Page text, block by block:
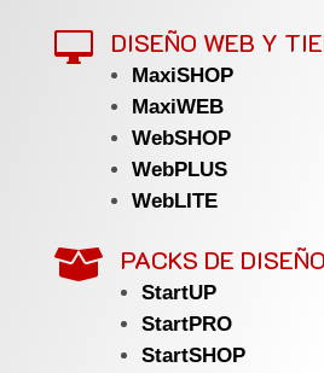
 DISEÑO WEB Y
MaxiSHOP
MaxiWEB
WebSHOP
WebPLUS
WebLITE
 PACKS DE DISEÑO
StartUP
StartPRO
StartSHOP